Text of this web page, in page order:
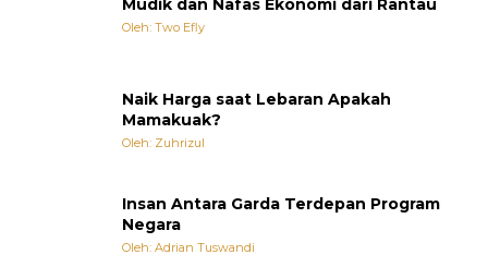
Mudik dan Nafas Ekonomi dari Rantau
Oleh: Two Efly
Naik Harga saat Lebaran Apakah
Mamakuak?
Oleh: Zuhrizul
Insan Antara Garda Terdepan Program
Negara
Oleh: Adrian Tuswandi